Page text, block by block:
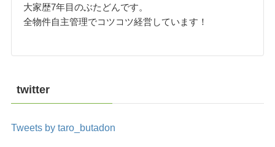
大家歴7年目のぶたどんです。
全物件自主管理でコツコツ経営しています！
twitter
Tweets by taro_butadon